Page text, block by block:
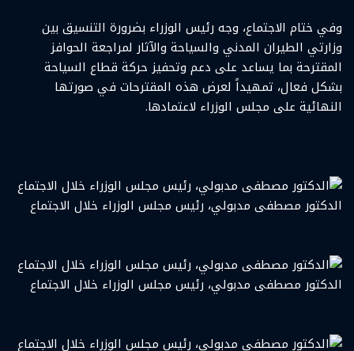
وفي ختام الاجتماع، وجه رئيس الوزراء بضرورة التنسيق بين
وزارتي الطيران المدني والسياحة والآثار لمراجعة الحوافز
المقترحة بما يساعد على دعم وتحفيز حركة قطاع السياحة
بشكل فعال، تمهيداً لعرض هذه المقترحات في صورتها
النهائية على مجلس الوزراء لاعتمادها.
الدكتور مصطفى مدبولي، رئيس مجلس الوزراء خلال الاجتماع
الدكتور مصطفى مدبولي، رئيس مجلس الوزراء خلال الاجتماع